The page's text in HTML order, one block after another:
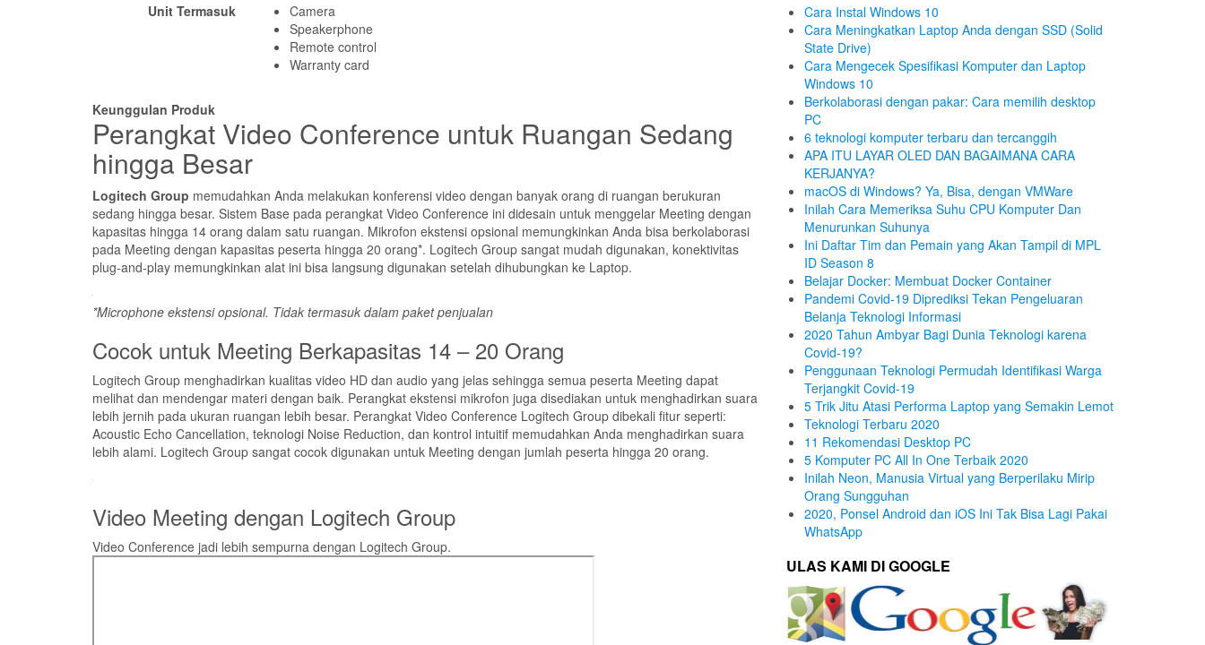
Unit Termasuk
Camera
Speakerphone
Remote control
Warranty card
Keunggulan Produk
Perangkat Video Conference untuk Ruangan Sedang
hingga Besar
Logitech Group memudahkan Anda melakukan konferensi video dengan banyak orang di ruangan berukuran
sedang hingga besar. Sistem Base pada perangkat Video Conference ini didesain untuk menggelar Meeting dengan
kapasitas hingga 14 orang dalam satu ruangan. Mikrofon ekstensi opsional memungkinkan Anda bisa berkolaborasi
pada Meeting dengan kapasitas peserta hingga 20 orang*. Logitech Group sangat mudah digunakan, konektivitas
plug-and-play memungkinkan alat ini bisa langsung digunakan setelah dihubungkan ke Laptop.
*Microphone ekstensi opsional. Tidak termasuk dalam paket penjualan
Cocok untuk Meeting Berkapasitas 14 – 20 Orang
Logitech Group menghadirkan kualitas video HD dan audio yang jelas sehingga semua peserta Meeting dapat
melihat dan mendengar materi dengan baik. Perangkat ekstensi mikrofon juga disediakan untuk menghadirkan suara
lebih jernih pada ukuran ruangan lebih besar. Perangkat Video Conference Logitech Group dibekali fitur seperti:
Acoustic Echo Cancellation, teknologi Noise Reduction, dan kontrol intuitif memudahkan Anda menghadirkan suara
lebih alami. Logitech Group sangat cocok digunakan untuk Meeting dengan jumlah peserta hingga 20 orang.
Video Meeting dengan Logitech Group
Video Conference jadi lebih sempurna dengan Logitech Group.
Cara Instal Windows 10
Cara Meningkatkan Laptop Anda dengan SSD (Solid
State Drive)
Cara Mengecek Spesifikasi Komputer dan Laptop
Windows 10
Berkolaborasi dengan pakar: Cara memilih desktop
PC
6 teknologi komputer terbaru dan tercanggih
APA ITU LAYAR OLED DAN BAGAIMANA CARA
KERJANYA?
macOS di Windows? Ya, Bisa, dengan VMWare
Inilah Cara Memeriksa Suhu CPU Komputer Dan
Menurunkan Suhunya
Ini Daftar Tim dan Pemain yang Akan Tampil di MPL
ID Season 8
Belajar Docker: Membuat Docker Container
Pandemi Covid-19 Diprediksi Tekan Pengeluaran
Belanja Teknologi Informasi
2020 Tahun Ambyar Bagi Dunia Teknologi karena
Covid-19?
Penggunaan Teknologi Permudah Identifikasi Warga
Terjangkit Covid-19
5 Trik Jitu Atasi Performa Laptop yang Semakin Lemot
Teknologi Terbaru 2020
11 Rekomendasi Desktop PC
5 Komputer PC All In One Terbaik 2020
Inilah Neon, Manusia Virtual yang Berperilaku Mirip
Orang Sungguhan
2020, Ponsel Android dan iOS Ini Tak Bisa Lagi Pakai
WhatsApp
ULAS KAMI DI GOOGLE